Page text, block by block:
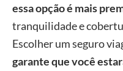
essa opção é mais
tranquilidade e
Escolher um seguro
garante que você